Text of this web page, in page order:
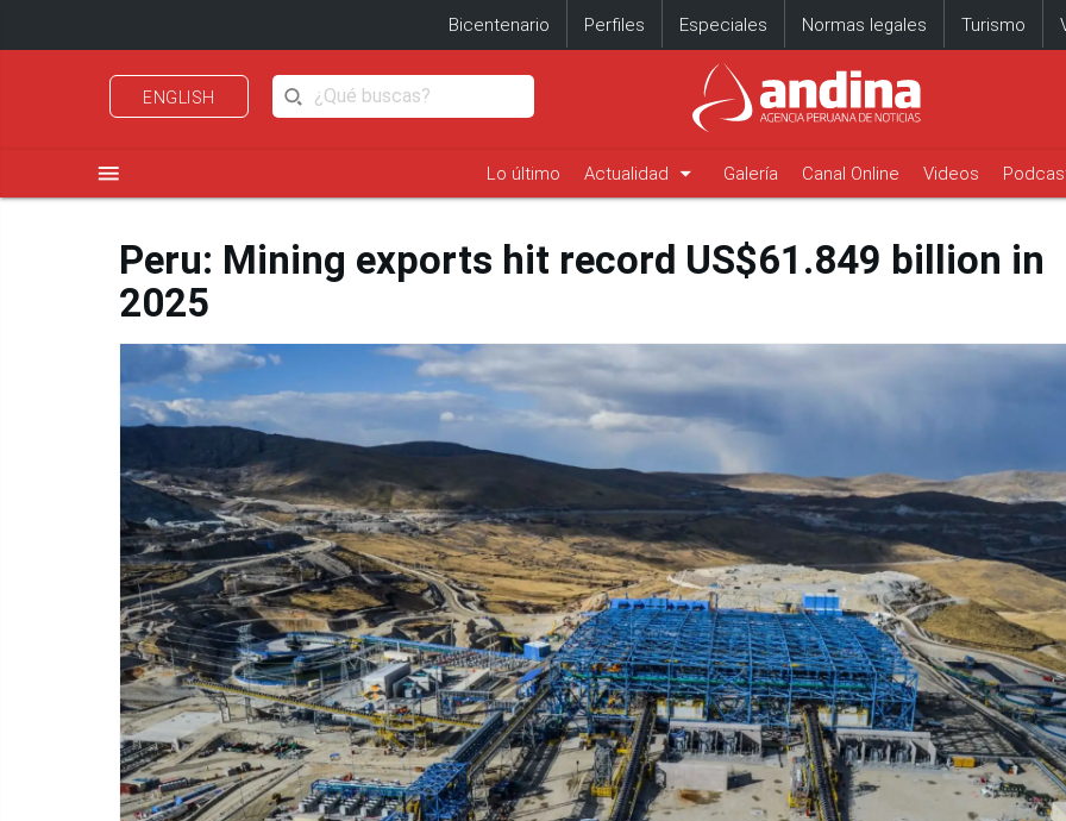
Bicentenario Perfiles Especiales Normas legales Turismo
ENGLISH
menu Lo último Actualidad arrow_drop_down Galería Canal Online Videos
Peru: Mining exports hit record US$61.849 billion in
2025